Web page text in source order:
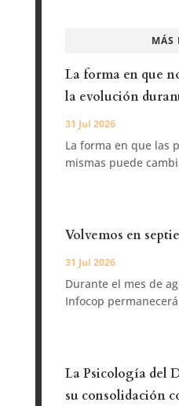
MÁS
La forma en que
la evolución
31 Jul 2026
La forma en que las
mismas puede
Volvemos en
31 Jul 2026
Durante el mes de
Infocop
La Psicología del
su consolidación